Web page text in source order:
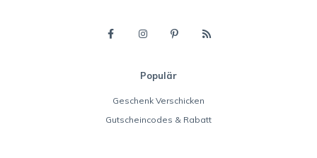
Populär
Geschenk Verschicken
Gutscheincodes & Rabatt